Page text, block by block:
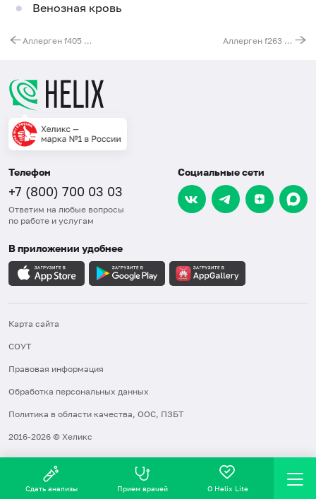
Венозная кровь
Аллерген f405 - мята, IgE Аллерген f263 - перец зеленый, IgE
Телефон
+7 (800) 700 03 03
Ответим на любые вопросы
по работе и услугам
Социальные сети
В приложении удобнее
Карта сайта
СОУТ
Правовая информация
Обработка персональных данных
Политика в области качества, ООС, ПЗБТ
2016-2026 © Хеликс
Сдать анализы Прием врачей О Helix Lite